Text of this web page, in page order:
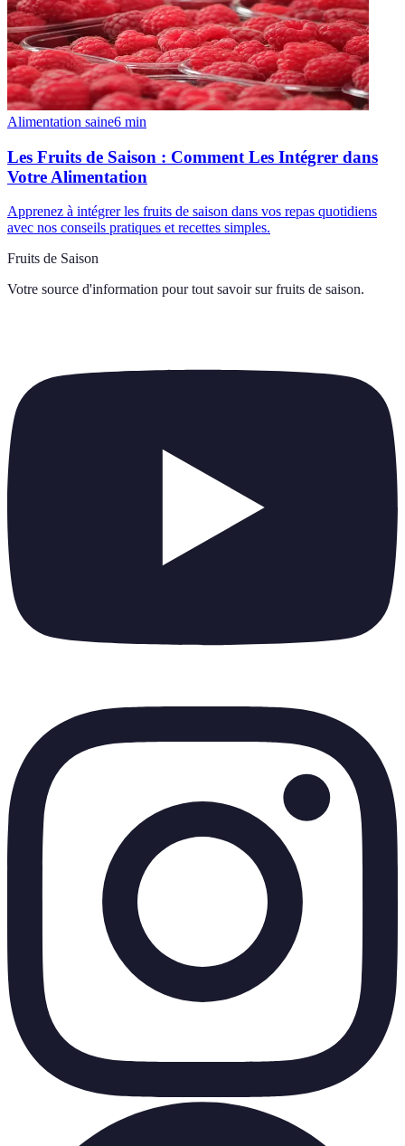
Alimentation saine6 min
Les Fruits de Saison : Comment Les Intégrer dans
Votre Alimentation
Apprenez à intégrer les fruits de saison dans vos repas quotidiens
avec nos conseils pratiques et recettes simples.
Fruits de Saison
Votre source d'information pour tout savoir sur fruits de saison.